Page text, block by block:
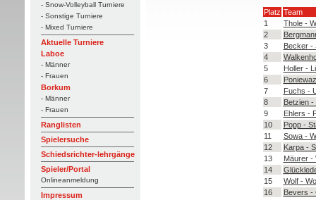
- Snow-Volleyball Turniere
- Sonstige Turniere
- Mixed Turniere
Aktuelle Turniere
Laboe
- Männer
- Frauen
Borkum
- Männer
- Frauen
Ranglisten
Spielersuche
Schiedsrichter-lehrgänge
Spieler/Portal
Onlineanmeldung
Impressum
Platz Team
1
Thole -
2
3
Becker -
4
5
Holler -
6
7
Fuchs -
8
Betzien -
9
Ehlers -
10
Popp -
11
Sowa -
12
Karpa -
13
Mäurer -
14
15
Wolf -
16
Bevers -